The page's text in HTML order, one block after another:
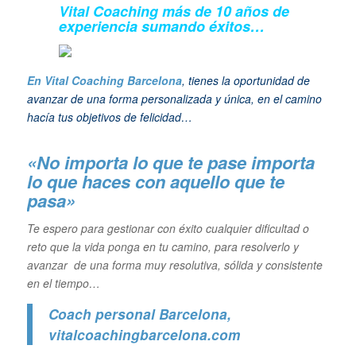
Vital Coaching más de 10 años de
experiencia sumando éxitos…
En Vital Coaching Barcelona, tienes la oportunidad de
avanzar de una forma personalizada y única, en el camino
hacía tus objetivos de felicidad…
«No importa lo que te pase importa
lo que haces con aquello que te
pasa»
Te espero para gestionar con éxito cualquier dificultad o
reto que la vida ponga en tu camino, para resolverlo y
avanzar de una forma muy resolutiva, sólida y consistente
en el tiempo…
Coach personal Barcelona,
vitalcoachingbarcelona.com